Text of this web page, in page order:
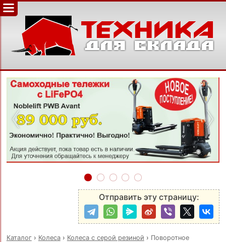
‹ ›
Отправить эту страницу:
Каталог› Колеса› Колеса с серой резиной › Поворотное